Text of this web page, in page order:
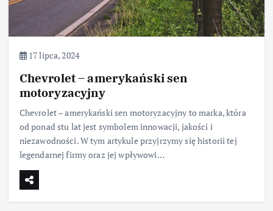
17 lipca, 2024
Chevrolet – amerykański sen
motoryzacyjny
Chevrolet – amerykański sen motoryzacyjny to marka, która
od ponad stu lat jest symbolem innowacji, jakości i
niezawodności. W tym artykule przyjrzymy się historii tej
legendarnej firmy oraz jej wpływowi…